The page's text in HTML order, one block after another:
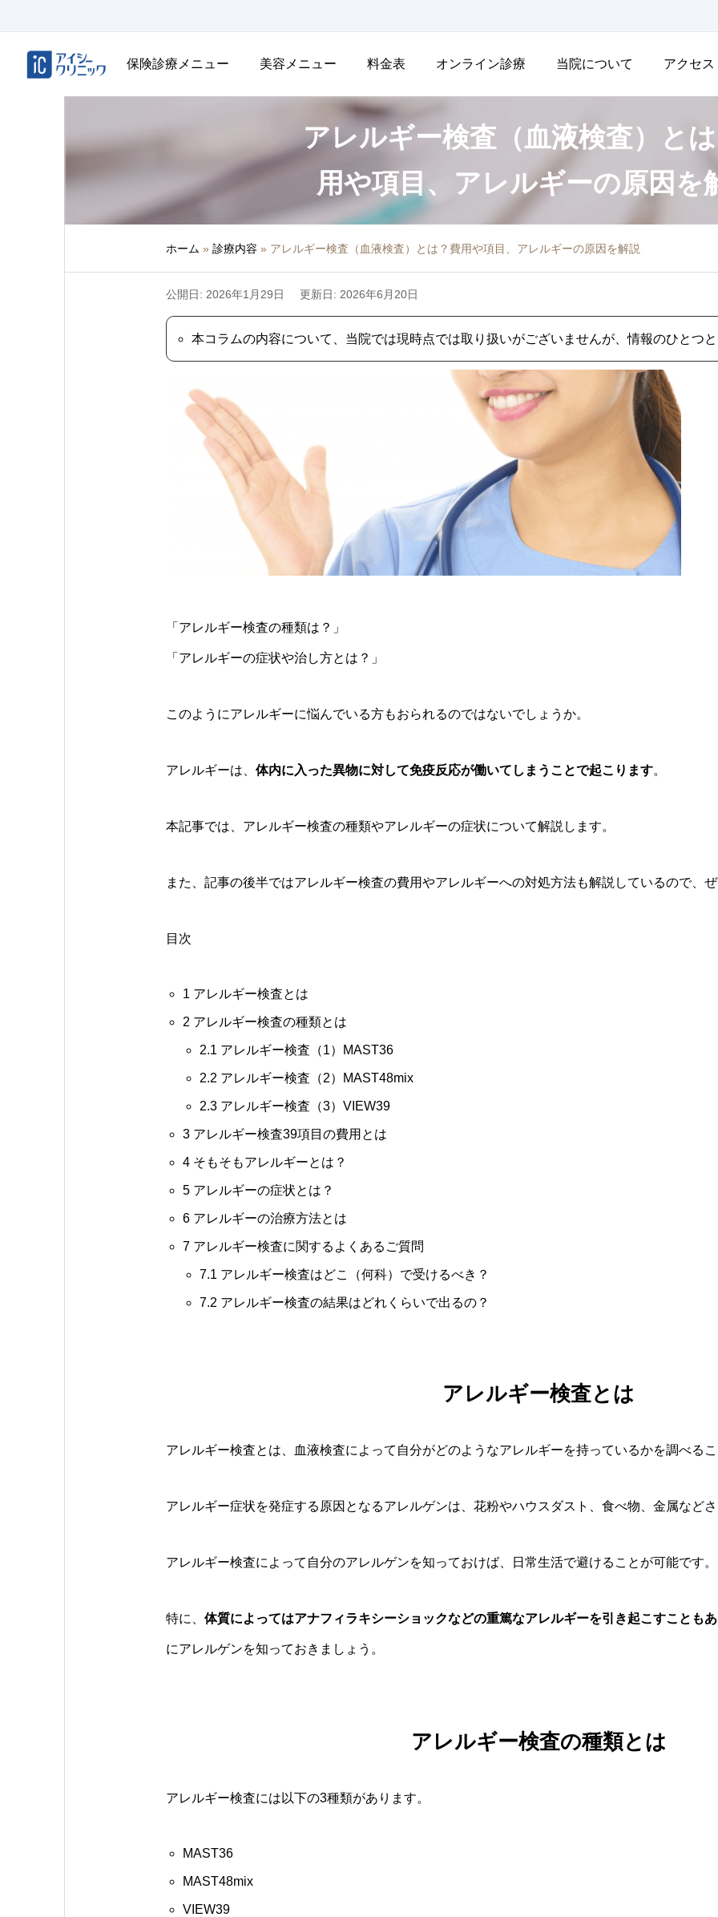
保険診療メニュー 美容メニュー 料金表 オンライン診療 当院について アクセス
アレルギー検査（血液検査）と
用や項目、アレルギーの原因を
ホーム » 診療内容 » アレルギー検査（血液検査）とは？費用や項目、アレルギーの原因を解説
公開日: 2026年1月29日 更新日: 2026年6月20日
本コラムの内容について、当院では現時点では取り扱いがございませんが、情報のひとつ
「アレルギー検査の種類は？」
「アレルギーの症状や治し方とは？」
このようにアレルギーに悩んでいる方もおられるのではないでしょうか。
アレルギーは、 体内に入った異物に対して免疫反応が働いてしまうことで起こります。
本記事では、アレルギー検査の種類やアレルギーの症状について解説します。
また、記事の後半ではアレルギー検査の費用やアレルギーへの対処方法も解説しているので、
目次
1 アレルギー検査とは
2 アレルギー検査の種類とは
2.1 アレルギー検査（1）MAST36
2.2 アレルギー検査（2）MAST48mix
2.3アレルギー検査（3）VIEW39
3アレルギー検査39項目の費用とは
4そもそもアレルギーとは？
5アレルギーの症状とは？
6アレルギーの治療方法とは
7アレルギー検査に関するよくあるご質問
7.1 アレルギー検査はどこ（何科）で受けるべき？
7.2 アレルギー検査の結果はどれくらいで出るの？
アレルギー検査とは
アレルギー検査とは、血液検査によって自分がどのようなアレルギーを持っているかを調べる
アレルギー症状を発症する原因となるアレルゲンは、花粉やハウスダスト、食べ物、金属など
アレルギー検査によって自分のアレルゲンを知っておけば、日常生活で避けることが可能です。
特に、 体質によってはアナフィラキシーショックなどの重篤なアレルギーを引き起こすことも
にアレルゲンを知っておきましょう。
アレルギー検査の種類とは
アレルギー検査には以下の3種類があります。
MAST36
MAST48mix
VIEW39